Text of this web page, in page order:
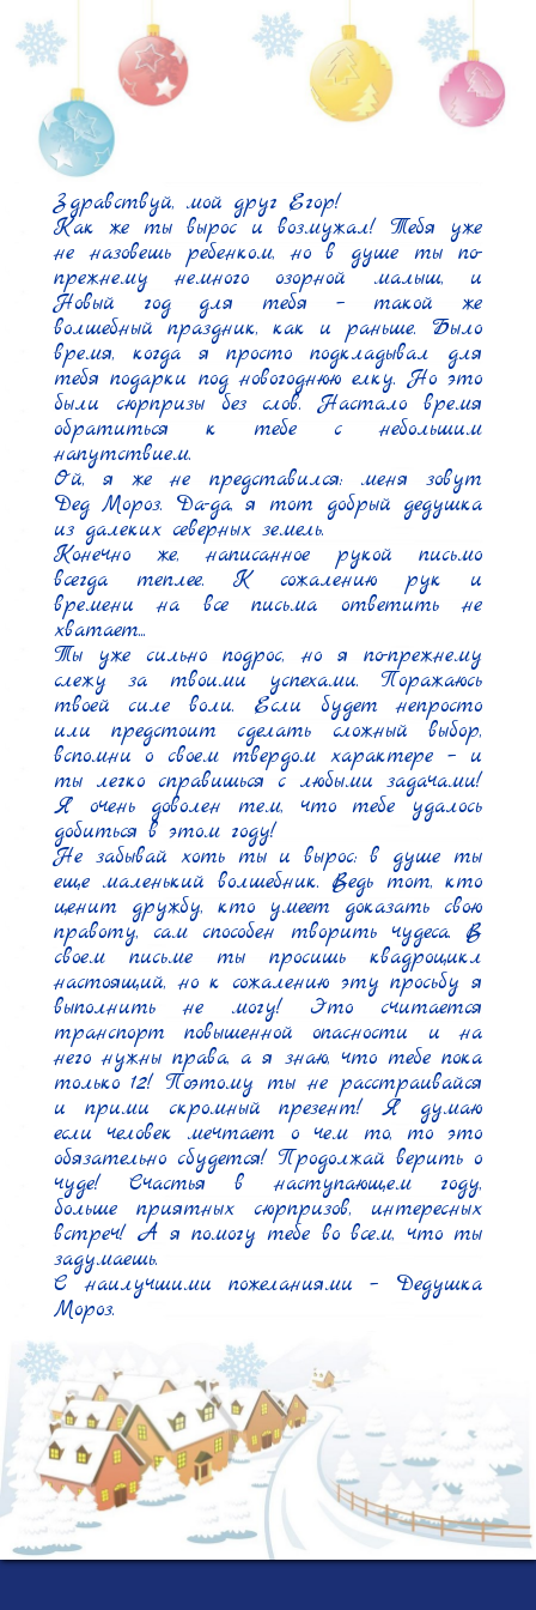
Здравствуй, мой друг Егор!
Как же ты вырос и возмужал! Тебя уже
не назовешь ребенком, но в душе ты по-
прежнему немного озорной малыш, и
Новый год для тебя – такой же
волшебный праздник, как и раньше. Было
время, когда я просто подкладывал для
тебя подарки под новогоднюю елку. Но это
были сюрпризы без слов. Настало время
обратиться к тебе с небольшим
напутствием.
Ой, я же не представился: меня зовут
Дед Мороз. Да-да, я тот добрый дедушка
из далеких северных земель.
Конечно же, написанное рукой письмо
всегда теплее. К сожалению рук и
времени на все письма ответить не
хватает...
Ты уже сильно подрос, но я по-прежнему
слежу за твоими успехами. Поражаюсь
твоей силе воли. Если будет непросто
или предстоит сделать сложный выбор,
вспомни о своем твердом характере – и
ты легко справишься с любыми задачами!
Я очень доволен тем, что тебе удалось
добиться в этом году!
Не забывай хоть ты и вырос: в душе ты
еще маленький волшебник. Ведь тот, кто
ценит дружбу, кто умеет доказать свою
правоту, сам способен творить чудеса. В
своем письме ты просишь квадроцикл
настоящий, но к сожалению эту просьбу я
выполнить не могу! Это считается
транспорт повышенной опасности и на
него нужны права, а я знаю, что тебе пока
только 12! Поэтому ты не расстраивайся
и прими скромный презент! Я думаю
если человек мечтает о чем то, то это
обязательно сбудется! Продолжай верить о
чуде! Счастья в наступающем году,
больше приятных сюрпризов, интересных
встреч! А я помогу тебе во всем, что ты
задумаешь.
С наилучшими пожеланиями – Дедушка
Мороз.